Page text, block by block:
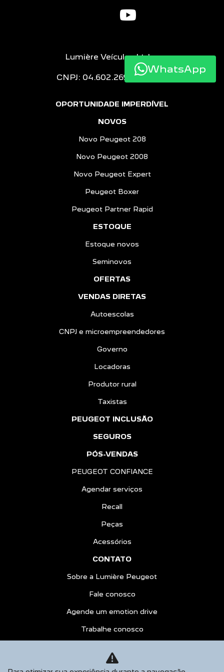
CNPJ: 04.602.269/0001-07
NOVOS
Novo Peugeot 208
Novo Peugeot 2008
Novo Peugeot Expert
Peugeot Boxer
Peugeot Partner Rapid
ESTOQUE
Estoque novos
Seminovos
OFERTAS
VENDAS DIRETAS
Autoescolas
CNPJ e microempreendedores
Governo
Locadoras
Produtor rural
Taxistas
PEUGEOT INCLUSÃO
SEGUROS
PÓS-VENDAS
PEUGEOT CONFIANCE
Agendar serviços
Recall
Peças
Acessórios
CONTATO
Sobre a Lumière Peugeot
Fale conosco
Agende um emotion drive
Trabalhe conosco
Política de privacidade
AGENDE UM TEST DRIVE
WhatsApp